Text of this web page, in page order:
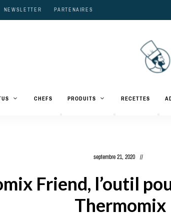
NEWSLETTER PARTENAIRES
et
CHEFS PRODUITS RECETTES
septembre 21, 2020
Friend, l’outil
Thermomix